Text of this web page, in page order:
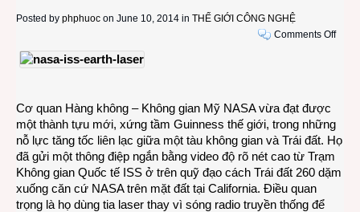
Posted by phphuoc on June 10, 2014 in THẾ GIỚI CÔNG NGHỆ
Comments Offon
từ
Cơ quan Hàng không – Không gian Mỹ NASA vừa đạt được
một thành tựu mới, xứng tầm Guinness thế giới, trong những
nỗ lực tăng tốc liên lạc giữa một tàu không gian và Trái đất. Họ
đã gửi một thông điệp ngắn bằng video độ rõ nét cao từ Trạm
Không gian Quốc tế ISS ở trên quỹ đạo cách Trái đất 260 dặm
xuống căn cứ NASA trên mặt đất tại California. Điều quan
trọng là họ dùng tia laser thay vì sóng radio truyền thống để